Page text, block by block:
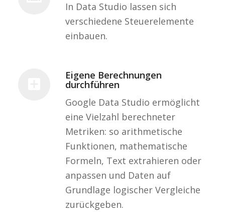
In Data Studio lassen sich
verschiedene Steuerelemente
einbauen.
Eigene Berechnungen
durchführen
Google Data Studio ermöglicht
eine Vielzahl berechneter
Metriken: so arithmetische
Funktionen, mathematische
Formeln, Text extrahieren oder
anpassen und Daten auf
Grundlage logischer Vergleiche
zurückgeben.